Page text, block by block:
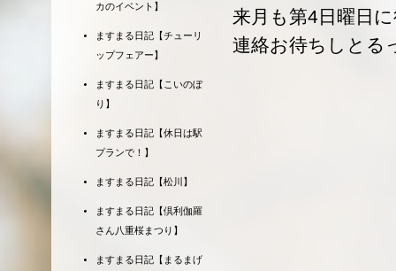
来月も第4日曜日
連絡お待ちしとる
カのイベント】
ますまる日記【チューリ
ップフェアー】
ますまる日記【こいのぼ
り】
ますまる日記【休日は駅
プランで！】
ますまる日記【松川】
ますまる日記【倶利伽羅
さん八重桜まつり】
ますまる日記【まるまげ